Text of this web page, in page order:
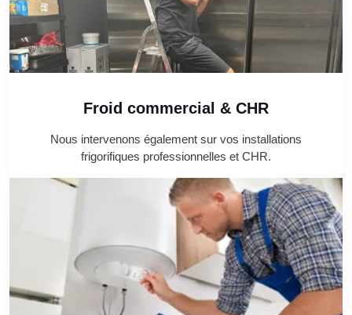
Froid commercial & CHR
Nous intervenons également sur vos installations
frigorifiques professionnelles et CHR.